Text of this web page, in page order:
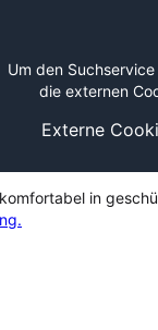
Um den
die externen
Externe
in